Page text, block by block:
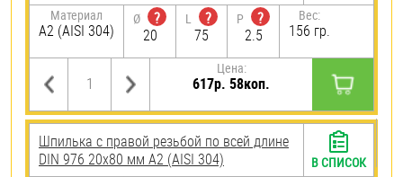
Материал
А2 (AISI 304)
Ø
?
20
L
?
75
P
?
2.5
Вес:
156 гр.
Цена:
617р. 58коп.
Шпилька с правой резьбой по всей длине
DIN 976 20х80 мм А2 (AISI 304)
В СПИСОК